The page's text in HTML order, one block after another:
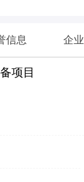
信息 企
项目